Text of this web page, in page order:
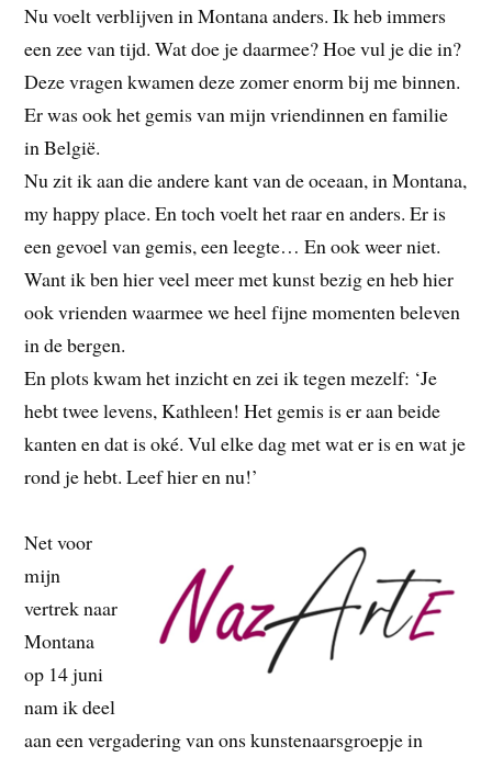
Nu voelt verblijven in Montana anders. Ik heb immers
een zee van tijd. Wat doe je daarmee? Hoe vul je die in?
Deze vragen kwamen deze zomer enorm bij me binnen.
Er was ook het gemis van mijn vriendinnen en familie
in België.
Nu zit ik aan die andere kant van de oceaan, in Montana,
my happy place. En toch voelt het raar en anders. Er is
een gevoel van gemis, een leegte… En ook weer niet.
Want ik ben hier veel meer met kunst bezig en heb hier
ook vrienden waarmee we heel fijne momenten beleven
in de bergen.
En plots kwam het inzicht en zei ik tegen mezelf: ‘Je
hebt twee levens, Kathleen! Het gemis is er aan beide
kanten en dat is oké. Vul elke dag met wat er is en wat je
rond je hebt. Leef hier en nu!’
Net voor
mijn
vertrek naar
Montana
op 14 juni
nam ik deel
aan een vergadering van ons kunstenaarsgroepje in